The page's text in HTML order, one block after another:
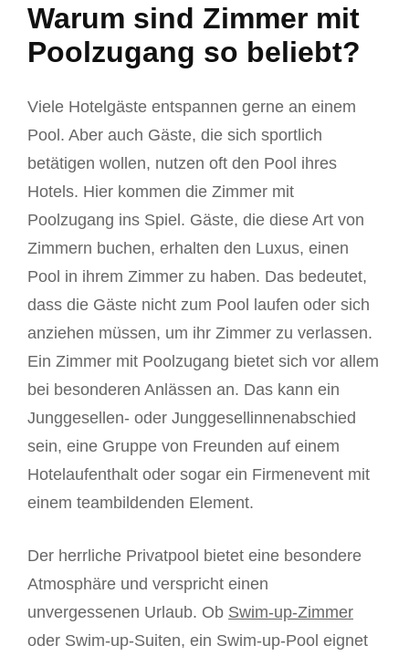
Warum sind Zimmer mit
Poolzugang so beliebt?
Viele Hotelgäste entspannen gerne an einem
Pool. Aber auch Gäste, die sich sportlich
betätigen wollen, nutzen oft den Pool ihres
Hotels. Hier kommen die Zimmer mit
Poolzugang ins Spiel. Gäste, die diese Art von
Zimmern buchen, erhalten den Luxus, einen
Pool in ihrem Zimmer zu haben. Das bedeutet,
dass die Gäste nicht zum Pool laufen oder sich
anziehen müssen, um ihr Zimmer zu verlassen.
Ein Zimmer mit Poolzugang bietet sich vor allem
bei besonderen Anlässen an. Das kann ein
Junggesellen- oder Junggesellinnenabschied
sein, eine Gruppe von Freunden auf einem
Hotelaufenthalt oder sogar ein Firmenevent mit
einem teambildenden Element.
Der herrliche Privatpool bietet eine besondere
Atmosphäre und verspricht einen
unvergessenen Urlaub. Ob Swim-up-Zimmer
oder Swim-up-Suiten, ein Swim-up-Pool eignet